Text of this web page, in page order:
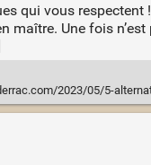
qui vous respectent
maître. Une fois n’est
2023/05/5-